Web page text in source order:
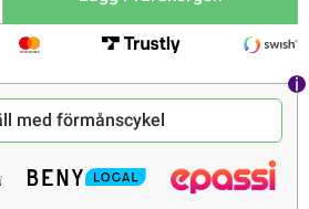
med förmånscykel